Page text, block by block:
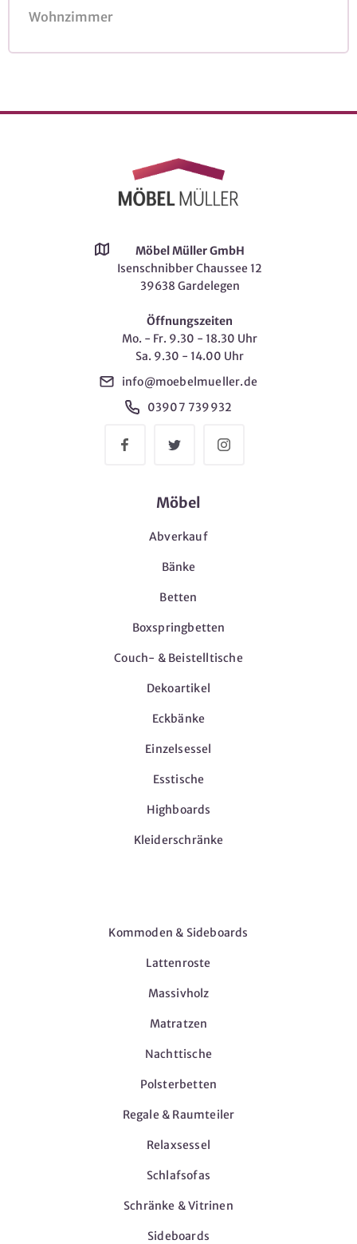
Wohnzimmer
Möbel Müller GmbH
Isenschnibber Chaussee 12
39638 Gardelegen
Öffnungszeiten
Mo. - Fr. 9.30 - 18.30 Uhr
Sa. 9.30 - 14.00 Uhr
info@moebelmueller.de
03907 739932
Möbel
Abverkauf
Bänke
Betten
Boxspringbetten
Couch- & Beistelltische
Dekoartikel
Eckbänke
Einzelsessel
Esstische
Highboards
Kleiderschränke
Kommoden & Sideboards
Lattenroste
Massivholz
Matratzen
Nachttische
Polsterbetten
Regale & Raumteiler
Relaxsessel
Schlafsofas
Schränke & Vitrinen
Sideboards